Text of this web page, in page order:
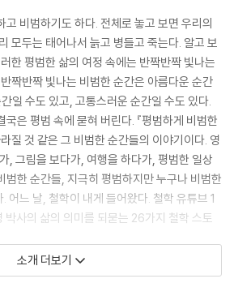
고 비범하기도 하다. 전체로 놓고 보면 우리의
모두는 태어나서 늙고 병들고 죽는다. 알고 보
한 평범한 삶의 여정 속에는 반짝반짝 빛나는
짝반짝 빛나는 비범한 순간은 아름다운 순간
일 수도 있고, 고통스러운 순간일 수도 있다.
은 평범 속에 묻혀 버린다. 『평범하게 비범한
질 것 같은 그 비범한 순간들의 이야기이다. 영
, 그림을 보다가, 여행을 하다가, 평범한 일상
범한 순간들, 지극히 평범하지만 누구나 비범한
어느 날, 철학이 내게 들어왔다. 철학 유튜브 1
박사의 삶의 의미를 되묻는 26가지 철학 스토
소개 더보기